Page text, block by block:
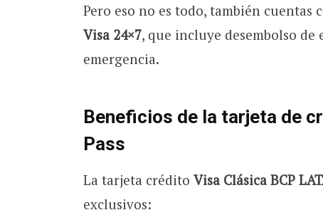
Pero eso no es todo, también cuentas
Visa 24×7, que incluye desembolso de
emergencia.
Beneficios de la tarjeta de
Pass
La tarjeta crédito Visa Clásica BCP
exclusivos: